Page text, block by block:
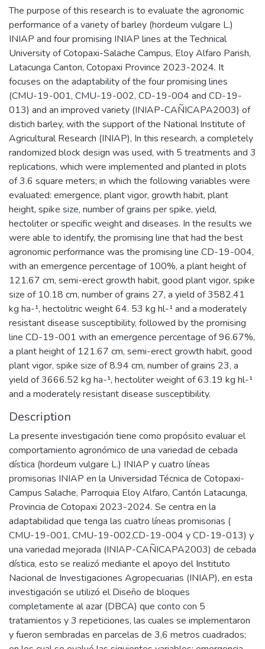
The purpose of this research is to evaluate the agronomic
performance of a variety of barley (hordeum vulgare L.)
INIAP and four promising INIAP lines at the Technical
University of Cotopaxi-Salache Campus, Eloy Alfaro Parish,
Latacunga Canton, Cotopaxi Province 2023-2024. It
focuses on the adaptability of the four promising lines
(CMU-19-001, CMU-19-002, CD-19-004 and CD-19-
013) and an improved variety (INIAP-CAÑICAPA2003) of
distich barley, with the support of the National Institute of
Agricultural Research (INIAP), In this research, a completely
randomized block design was used, with 5 treatments and 3
replications, which were implemented and planted in plots
of 3.6 square meters; in which the following variables were
evaluated: emergence, plant vigor, growth habit, plant
height, spike size, number of grains per spike, yield,
hectoliter or specific weight and diseases. In the results we
were able to identify, the promising line that had the best
agronomic performance was the promising line CD-19-004,
with an emergence percentage of 100%, a plant height of
121.67 cm, semi-erect growth habit, good plant vigor, spike
size of 10.18 cm, number of grains 27, a yield of 3582.41
kg ha-¹, hectolitric weight 64. 53 kg hl-¹ and a moderately
resistant disease susceptibility, followed by the promising
line CD-19-001 with an emergence percentage of 96.67%,
a plant height of 121.67 cm, semi-erect growth habit, good
plant vigor, spike size of 8.94 cm, number of grains 23, a
yield of 3666.52 kg ha-¹, hectoliter weight of 63.19 kg hl-¹
and a moderately resistant disease susceptibility.
Description
La presente investigación tiene como propósito evaluar el
comportamiento agronómico de una variedad de cebada
dística (hordeum vulgare L.) INIAP y cuatro líneas
promisorias INIAP en la Universidad Técnica de Cotopaxi-
Campus Salache, Parroquia Eloy Alfaro, Cantón Latacunga,
Provincia de Cotopaxi 2023-2024. Se centra en la
adaptabilidad que tenga las cuatro líneas promisorias (
CMU-19-001, CMU-19-002,CD-19-004 y CD-19-013) y
una variedad mejorada (INIAP-CAÑICAPA2003) de cebada
dística, esto se realizó mediante el apoyo del Instituto
Nacional de Investigaciones Agropecuarias (INIAP), en esta
investigación se utilizó el Diseño de bloques
completamente al azar (DBCA) que conto con 5
tratamientos y 3 repeticiones, las cuales se implementaron
y fueron sembradas en parcelas de 3,6 metros cuadrados;